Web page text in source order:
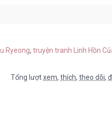
Ryeong,truyện tranh Linh Hồn
Tổng lượtxem,thích,theo dõi,